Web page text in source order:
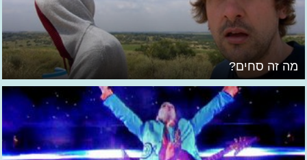
מה זה סחים?